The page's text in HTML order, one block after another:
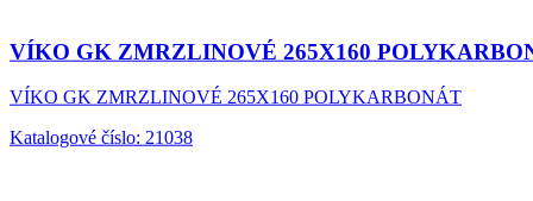
VÍKO GK ZMRZLINOVÉ 265X160
VÍKO GK ZMRZLINOVÉ 265X160 POLYKARBONÁT
Katalogové číslo: 21038